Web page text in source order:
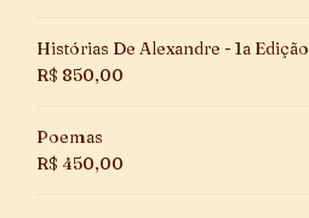
Histórias De Alexandre - 1a Edição
R$ 850,00
Poemas
R$ 450,00